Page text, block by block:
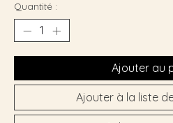
Quantité :
Ajouter au
Ajouter à la liste